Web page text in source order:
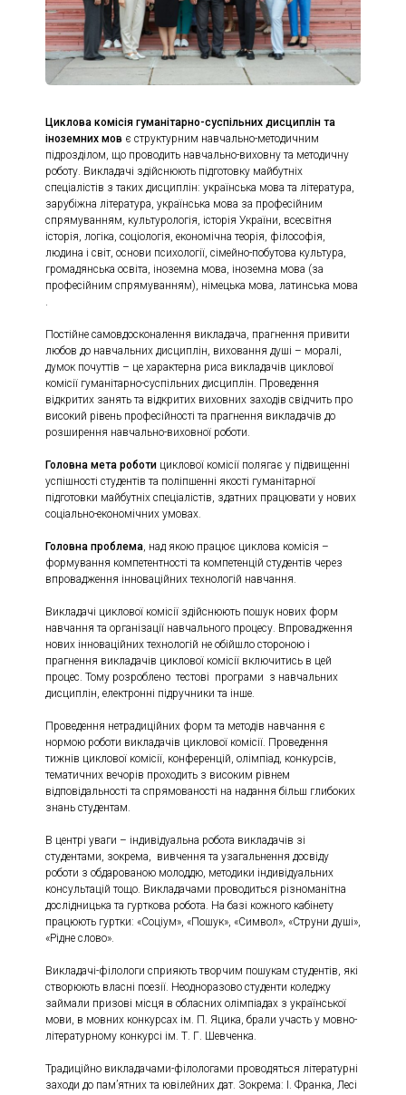
Циклова комісія гуманітарно-суспільних дисциплін та
іноземних мов є структурним навчально-методичним
підрозділом, що проводить навчально-виховну та методичну
роботу. Викладачі здійснюють підготовку майбутніх
спеціалістів з таких дисциплін: українська мова та література,
зарубіжна література, українська мова за професійним
спрямуванням, культурологія, історія України, всесвітня
історія, логіка, соціологія, економічна теорія, філософія,
людина і світ, основи психології, сімейно-побутова культура,
громадянська освіта, іноземна мова, іноземна мова (за
професійним спрямуванням), німецька мова, латинська мова
.
Постійне самовдосконалення викладача, прагнення привити
любов до навчальних дисциплін, виховання душі – моралі,
думок почуттів – це характерна риса викладачів циклової
комісії гуманітарно-суспільних дисциплін. Проведення
відкритих занять та відкритих виховних заходів свідчить про
високий рівень професійності та прагнення викладачів до
розширення навчально-виховної роботи.
Головна мета роботи циклової комісії полягає у підвищенні
успішності студентів та поліпшенні якості гуманітарної
підготовки майбутніх спеціалістів, здатних працювати у нових
соціально-економічних умовах.
Головна проблема, над якою працює циклова комісія –
формування компетентності та компетенцій студентів через
впровадження інноваційних технологій навчання.
Викладачі циклової комісії здійснюють пошук нових форм
навчання та організації навчального процесу. Впровадження
нових інноваційних технологій не обійшло стороною і
прагнення викладачів циклової комісії включитись в цей
процес. Тому розроблено тестові програми з навчальних
дисциплін, електронні підручники та інше.
Проведення нетрадиційних форм та методів навчання є
нормою роботи викладачів циклової комісії. Проведення
тижнів циклової комісії, конференцій, олімпіад, конкурсів,
тематичних вечорів проходить з високим рівнем
відповідальності та спрямованості на надання більш глибоких
знань студентам.
В центрі уваги – індивідуальна робота викладачів зі
студентами, зокрема, вивчення та узагальнення досвіду
роботи з обдарованою молоддю, методики індивідуальних
консультацій тощо. Викладачами проводиться різноманітна
дослідницька та гурткова робота. На базі кожного кабінету
працюють гуртки: «Соціум», «Пошук», «Символ», «Струни душі»,
«Рідне слово».
Викладачі-філологи сприяють творчим пошукам студентів, які
створюють власні поезії. Неодноразово студенти коледжу
займали призові місця в обласних олімпіадах з української
мови, в мовних конкурсах ім. П. Яцика, брали участь у мовно-
літературному конкурсі ім. Т. Г. Шевченка.
Традиційно викладачами-філологами проводяться літературні
заходи до пам’ятних та ювілейних дат. Зокрема: І. Франка, Лесі